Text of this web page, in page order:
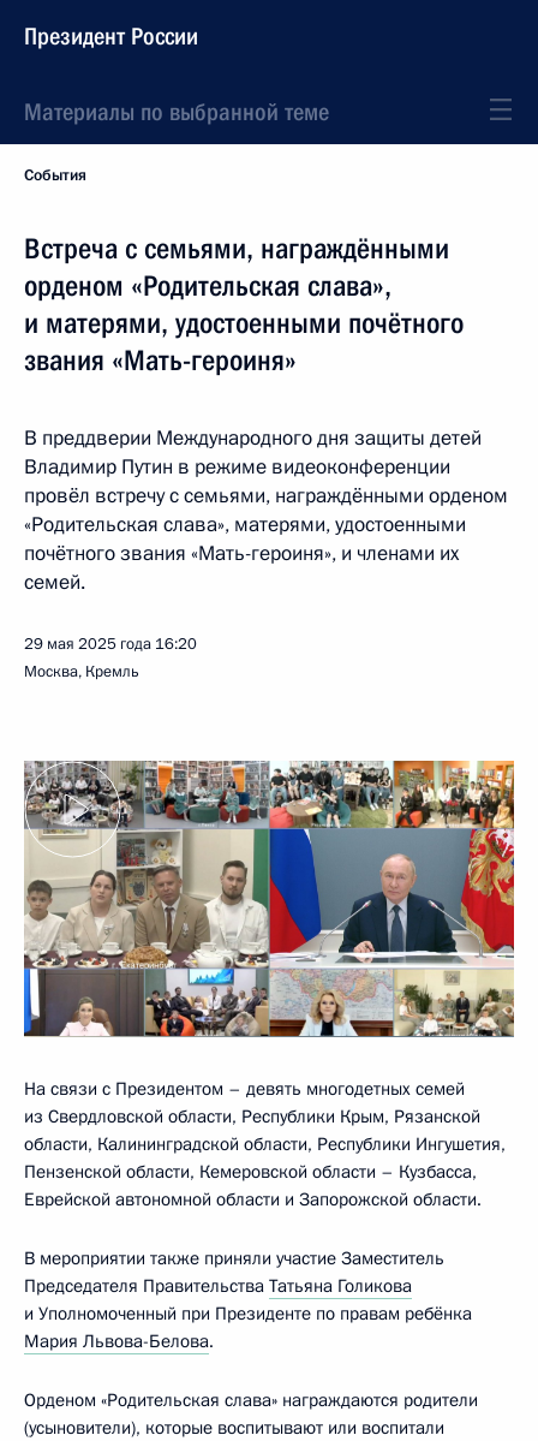
Президент России
Материалы по выбранной теме
События
Встреча с семьями, награждёнными
орденом «Родительская слава»,
и матерями, удостоенными почётного
звания «Мать-героиня»
В преддверии Международного дня защиты детей
Владимир Путин в режиме видеоконференции
провёл встречу с семьями, награждёнными орденом
«Родительская слава», матерями, удостоенными
почётного звания «Мать-героиня», и членами их
семей.
29 мая 2025 года 16:20
Москва, Кремль
На связи с Президентом – девять многодетных семей
из Свердловской области, Республики Крым, Рязанской
области, Калининградской области, Республики Ингушетия,
Пензенской области, Кемеровской области – Кузбасса,
Еврейской автономной области и Запорожской области.
В мероприятии также приняли участие Заместитель
Председателя Правительства Татьяна Голикова
и Уполномоченный при Президенте по правам ребёнка
Мария Львова-Белова.
Орденом «Родительская слава» награждаются родители
(усыновители), которые воспитывают или воспитали